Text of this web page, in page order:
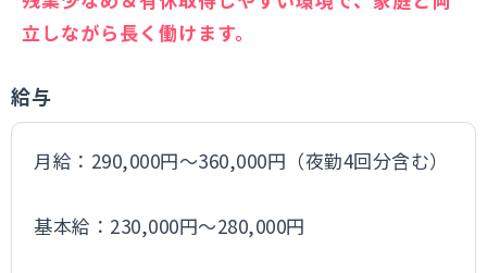
立しながら長く働けます。
給与
月給：290,000円～360,000円（夜勤4回分含む）
基本給：230,000円～280,000円